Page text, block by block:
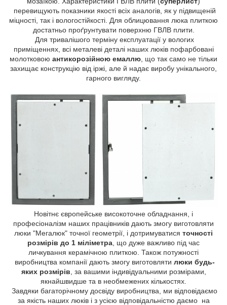
перевищують показники якості всіх аналогів, як у підвищеній
міцності, так і вологостійкості. Для облицювання люка плиткою
достатньо проґрунтувати поверхню ГВЛВ плити.
Для тривалішого терміну експлуатації у вологих
приміщеннях, всі металеві деталі наших люків пофарбовані
молотковою антикорозійною емаллю , що так само не тільки
захищає конструкцію від іржі, але й надає виробу унікального,
гарного вигляду.
Новітнє європейське високоточне обладнання, і
професіоналізм наших працівників дають змогу виготовляти
люки "Мегалюк" точної геометрії, і дотримуватися точності
розмірів до 1 міліметра , що дуже важливо під час
личкування керамічною плиткою. Також потужності
виробництва компанії дають змогу виготовляти люки будь-
яких розмірів , за вашими індивідуальними розмірами,
якнайшвидше та в необмежених кількостях.
Завдяки багаторічному досвіду виробництва, ми відповідаємо
за якість наших люків і з усією відповідальністю даємо на